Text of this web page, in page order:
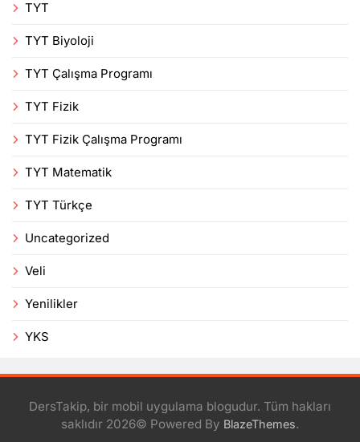
TYT
TYT Biyoloji
TYT Çalışma Programı
TYT Fizik
TYT Fizik Çalışma Programı
TYT Matematik
TYT Türkçe
Uncategorized
Veli
Yenilikler
YKS
DersTakip, bir mobil uygulama blogudur. Tüm hakları
saklıdır 2026© Powered By BlazeThemes.